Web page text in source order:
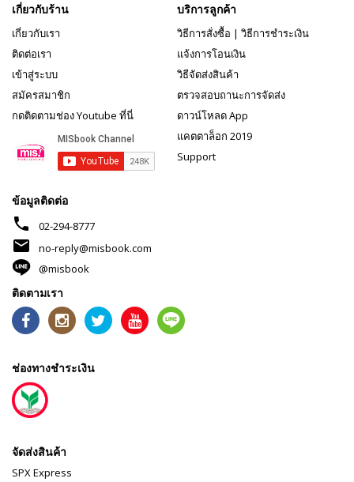
เกี่ยวกับร้าน
เกี่ยวกับเรา
ติดต่อเรา
เข้าสู่ระบบ
สมัครสมาชิก
กดติดตามช่อง Youtube ที่นี่
บริการลูกค้า
วิธีการสั่งซื้อ | วิธีการชำระเงิน
แจ้งการโอนเงิน
วิธีจัดส่งสินค้า
ตรวจสอบถานะการจัดส่ง
ดาวน์โหลด App
แคตตาล็อก 2019
Support
ข้อมูลติดต่อ
phone 02-294-8777
mail
no-reply@misbook.com
@misbook
ติดตามเรา
ช่องทางชำระเงิน
จัดส่งสินค้า
SPX Express